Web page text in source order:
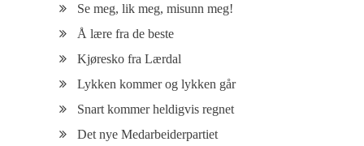
Se meg, lik meg, misunn meg!
Å lære fra de beste
Kjøresko fra Lærdal
Lykken kommer og lykken går
Snart kommer heldigvis regnet
Det nye Medarbeiderpartiet